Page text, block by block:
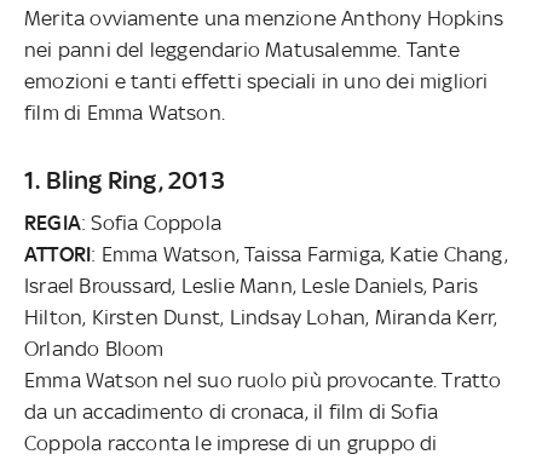
Merita ovviamente una menzione Anthony Hopkins
nei panni del leggendario Matusalemme. Tante
emozioni e tanti effetti speciali in uno dei migliori
film di Emma Watson.
1. Bling Ring, 2013
REGIA: Sofia Coppola
ATTORI: Emma Watson, Taissa Farmiga, Katie Chang,
Israel Broussard, Leslie Mann, Lesle Daniels, Paris
Hilton, Kirsten Dunst, Lindsay Lohan, Miranda Kerr,
Orlando Bloom
Emma Watson nel suo ruolo più provocante. Tratto
da un accadimento di cronaca, il film di Sofia
Coppola racconta le imprese di un gruppo di